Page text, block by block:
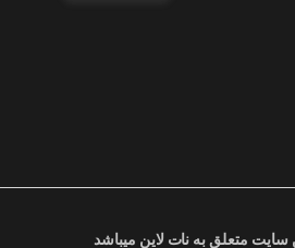
متعلق به نات لاین میباشد